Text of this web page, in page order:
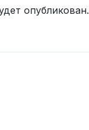
опубликован.